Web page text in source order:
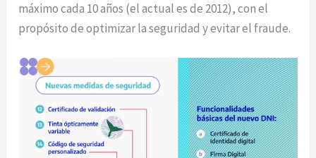
máximo cada 10 años (el actual es de 2012), con el
propósito de optimizar la seguridad y evitar el fraude.